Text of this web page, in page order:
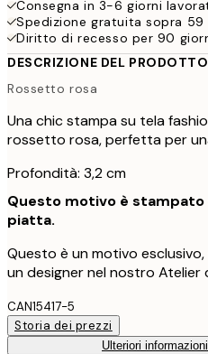
Consegna in 3-6 giorni
Spedizione gratuita sopra 59
Diritto di recesso per 90
DESCRIZIONE DEL PRODOTTO
Rossetto rosa
Una chic stampa su tela
rossetto rosa, perfetta per
Profondità: 3,2 cm
Questo motivo è
piatta.
Questo è un motivo
un designer nel nostro Atelier
CAN15417-5
Storia dei prezzi
Ulteriori